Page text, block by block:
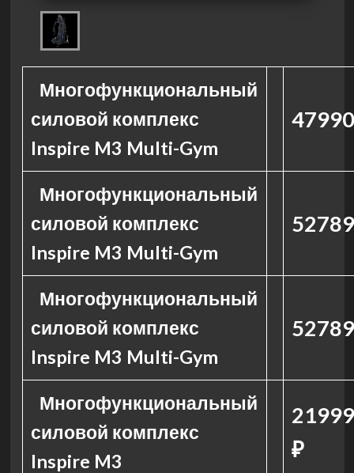
Многофункциональный
силовой комплекс
Inspire M3 Multi-Gym
Многофункциональный
силовой комплекс
Inspire M3 Multi-Gym
Многофункциональный
силовой комплекс
Inspire M3 Multi-Gym
Многофункциональный
силовой комплекс
Inspire M3
₽